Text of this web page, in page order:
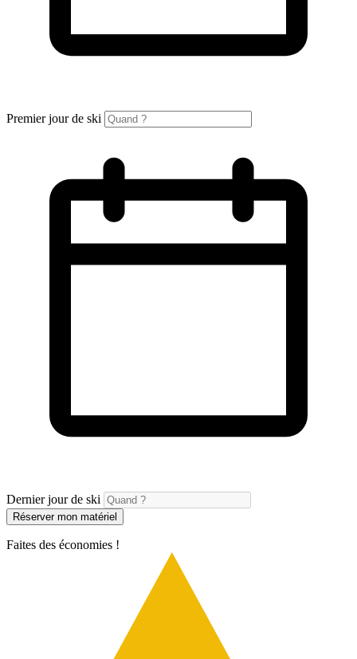
Premier jour de ski
Dernier jour de ski
Réserver mon matériel
Faites des économies !